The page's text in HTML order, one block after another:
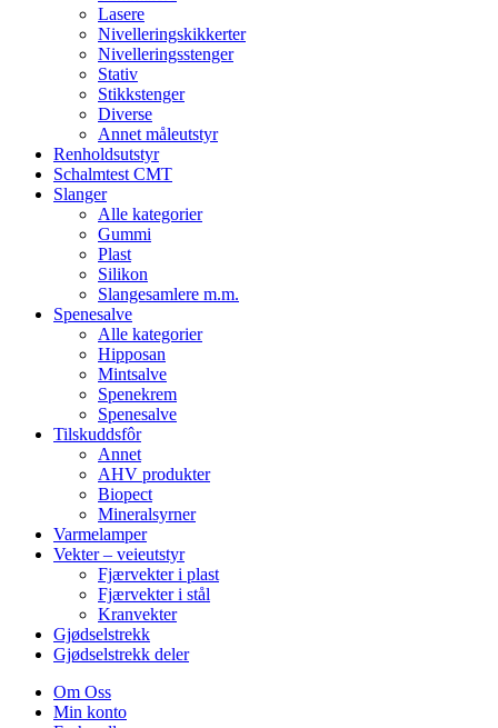
Lasere
Nivelleringskikkerter
Nivelleringsstenger
Stativ
Stikkstenger
Diverse
Annet måleutstyr
Renholdsutstyr
Schalmtest CMT
Slanger
Alle kategorier
Gummi
Plast
Silikon
Slangesamlere m.m.
Spenesalve
Alle kategorier
Hipposan
Mintsalve
Spenekrem
Spenesalve
Tilskuddsfôr
Annet
AHV produkter
Biopect
Mineralsyrner
Varmelamper
Vekter – veieutstyr
Fjærvekter i plast
Fjærvekter i stål
Kranvekter
Gjødselstrekk
Gjødselstrekk deler
Om Oss
Min konto